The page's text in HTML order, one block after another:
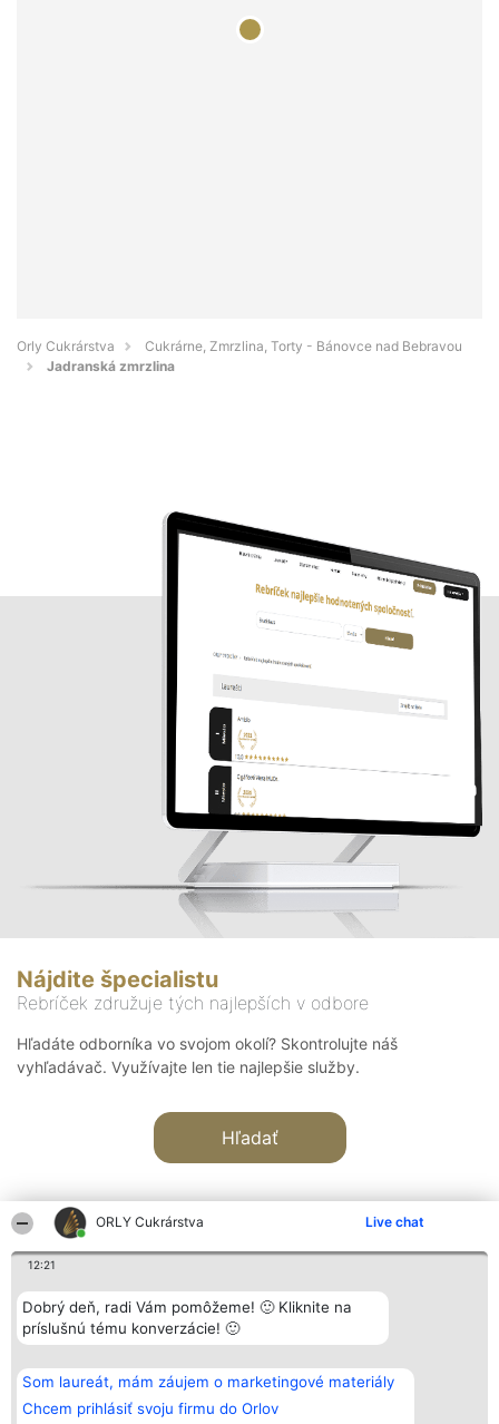
ORLY Cukrárstva Live chat
12:21
Dobrý deň, radi Vám pomôžeme! 🙂 Kliknite na
príslušnú tému konverzácie! 🙂
Som laureát, mám záujem o marketingové materiály
Chcem prihlásiť svoju firmu do Orlov
Orly Cukrárstva
Cukrárne, Zmrzlina, Torty - Bánovce nad Bebravou
Jadranská zmrzlina
Nájdite špecialistu
Rebríček združuje tých najlepších v odbore
Hľadáte odborníka vo svojom okolí? Skontrolujte náš
vyhľadávač. Využívajte len tie najlepšie služby.
Hľadať
Organizátor hodnotenia
Bright Side Solutions sp. z o.
o. sp. k.
Wrocław 50-079
KRS 0000749100 | Regon
381313360 | NIP 8943132676
+48 508 492 400
Hodnotenie
Laureáti
Lista
Laureatów
Podmienky
Obchodné
podmienky
Kontakt
Kontakt